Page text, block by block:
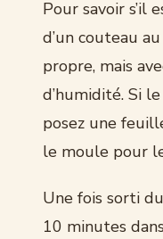
Pour savoir s’il
d’un couteau
propre, mais
d’humidité. Si
posez une
le moule pour
Une fois sorti
10 minutes